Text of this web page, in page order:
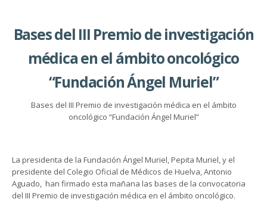
Bases del III Premio de investigación
médica en el ámbito oncológico
“Fundación Ángel Muriel”
Bases del III Premio de investigación médica en el ámbito
oncológico “Fundación Ángel Muriel”
La presidenta de la Fundación Ángel Muriel, Pepita Muriel, y el
presidente del Colegio Oficial de Médicos de Huelva, Antonio
Aguado, han firmado esta mañana las bases de la convocatoria
del III Premio de investigación médica en el ámbito oncológico.